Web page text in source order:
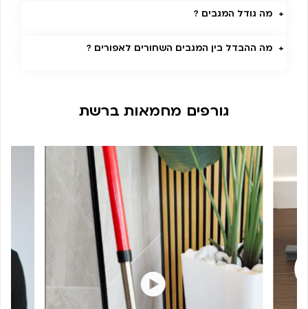
מה גודל המגבים ?
מה ההבדל בין המגבים השחורים לאפורים ?
גורפים מחמאות ברשת